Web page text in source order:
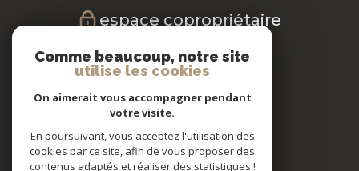
espace copropriétaire
Nous
suivre
Nous
Comme beaucoup, notre site
utilise les cookies
On aimerait vous accompagner pendant
votre visite.
En poursuivant, vous acceptez l'utilisation des
cookies par ce site, afin de vous proposer des
contenus adaptés et réaliser des statistiques !